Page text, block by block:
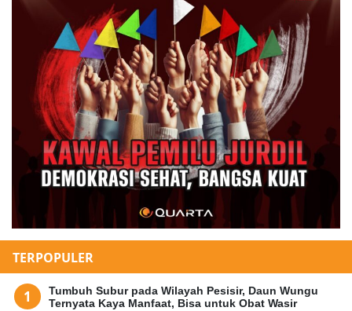
TERPOPULER
Tumbuh Subur pada Wilayah Pesisir, Daun Wungu
Ternyata Kaya Manfaat, Bisa untuk Obat Wasir